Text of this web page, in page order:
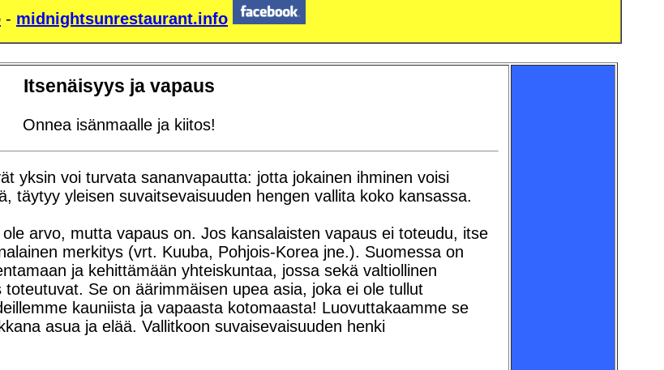
- midnightsunrestaurant.info
Itsenäisyys ja vapaus
Onnea isänmaalle ja kiitos!
yksin voi turvata sananvapautta: jotta jokainen ihminen voisi
täytyy yleisen suvaitsevaisuuden hengen vallita koko kansassa.
arvo, mutta vapaus on. Jos kansalaisten vapaus ei toteudu, itse
merkitys (vrt. Kuuba, Pohjois-Korea jne.). Suomessa on
ja kehittämään yhteiskuntaa, jossa sekä valtiollinen
Se on äärimmäisen upea asia, joka ei ole tullut
kauniista ja vapaasta kotomaasta! Luovuttakaamme se
asua ja elää. Vallitkoon suvaisevaisuuden henki